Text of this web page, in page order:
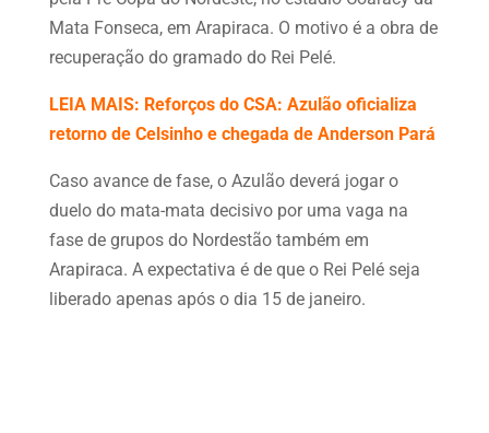
Mata Fonseca, em Arapiraca. O motivo é a obra de
recuperação do gramado do Rei Pelé.
LEIA MAIS: Reforços do CSA: Azulão oficializa
retorno de Celsinho e chegada de Anderson Pará
Caso avance de fase, o Azulão deverá jogar o
duelo do mata-mata decisivo por uma vaga na
fase de grupos do Nordestão também em
Arapiraca. A expectativa é de que o Rei Pelé seja
liberado apenas após o dia 15 de janeiro.